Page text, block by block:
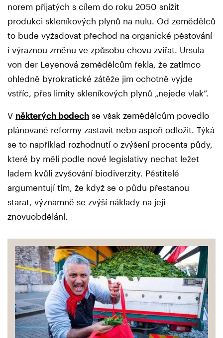
norem přijatých s cílem do roku 2050 snížit
produkci skleníkových plynů na nulu. Od zemědělců
to bude vyžadovat přechod na organické pěstování
i výraznou změnu ve způsobu chovu zvířat. Ursula
von der Leyenová zemědělcům řekla, že zatímco
ohledně byrokratické zátěže jim ochotně vyjde
vstříc, přes limity skleníkových plynů „nejede vlak”.
V některých bodech se však zemědělcům povedlo
plánované reformy zastavit nebo aspoň odložit. Týká
se to například rozhodnutí o zvýšení procenta půdy,
které by měli podle nové legislativy nechat ležet
ladem kvůli zvyšování biodiverzity. Pěstitelé
argumentují tím, že když se o půdu přestanou
starat, významně se zvýší náklady na její
znovuobdělání.